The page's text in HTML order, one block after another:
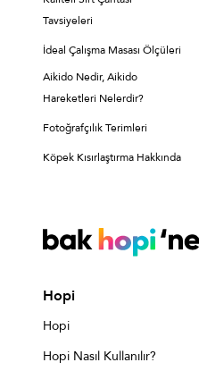
Tavsiyeleri
İdeal Çalışma Masası Ölçüleri
Aikido Nedir, Aikido
Hareketleri Nelerdir?
Fotoğrafçılık Terimleri
Köpek Kısırlaştırma Hakkında
Hopi
Hopi
Hopi Nasıl Kullanılır?